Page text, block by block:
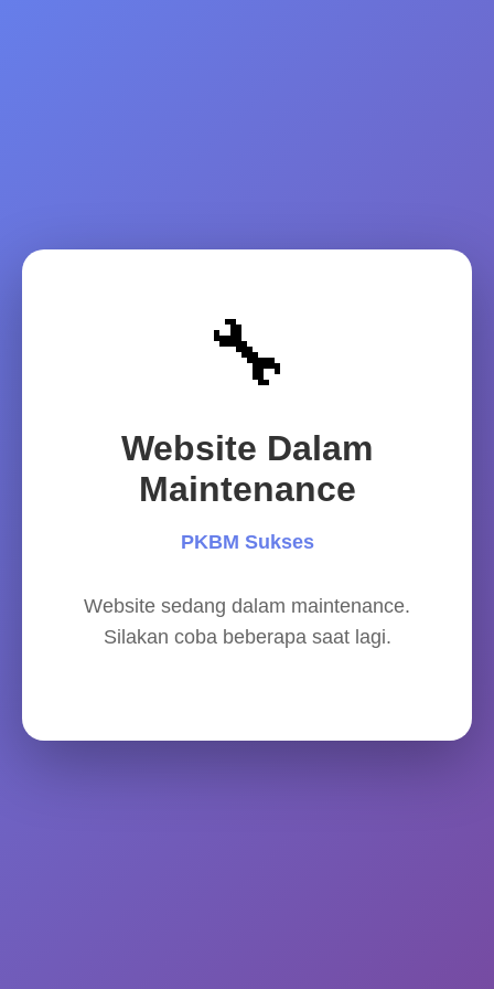
🔧
Website Dalam
Maintenance
PKBM Sukses
Website sedang dalam maintenance.
Silakan coba beberapa saat lagi.